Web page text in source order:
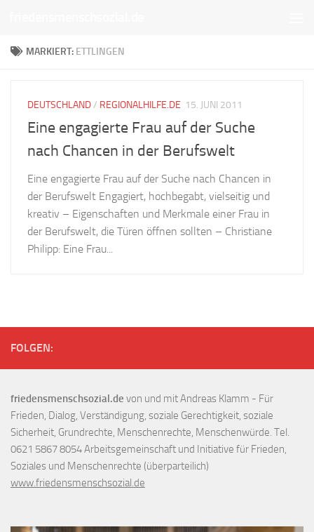
MARKIERT: ETTLINGEN
DEUTSCHLAND/ REGIONALHILFE.DE 15. JUNI 2011
Eine engagierte Frau auf der Suche
nach Chancen in der Berufswelt
Eine engagierte Frau auf der Suche nach Chancen in
der Berufswelt Engagiert, hochbegabt, vielseitig und
kreativ – Eigenschaften und Merkmale einer Frau in
der Berufswelt, die Türen öffnen sollten – Christiane
Philipp: Eine Frau...
FOLGEN:
friedensmenschsozial.de von und mit Andreas Klamm - Für
Frieden, Dialog, Verständigung, soziale Gerechtigkeit, soziale
Sicherheit, Grundrechte, Menschenrechte, Menschenwürde. Tel.
0621 5867 8054 Arbeitsgemeinschaft und Initiative für Frieden,
Soziales und Menschenrechte (überparteilich)
www.friedensmenschsozial.de